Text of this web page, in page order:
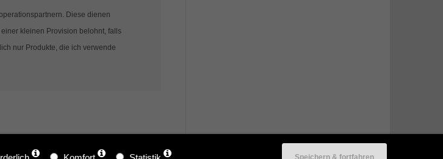
Diese dienen
kleinen Provision belohnt, falls
nur Produkte, die ich verwende